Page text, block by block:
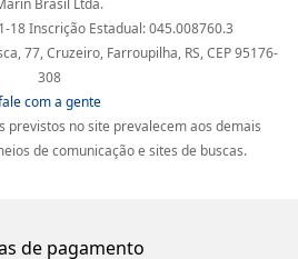
Brasil Ltda.
18 Inscrição Estadual: 045.008760.3
77, Cruzeiro, Farroupilha, RS, CEP 95176-
308
com a gente
previstos no site prevalecem aos demais
de comunicação e sites de buscas.
de pagamento